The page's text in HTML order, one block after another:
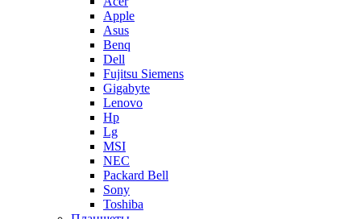
Apple
Asus
Benq
Dell
Fujitsu Siemens
Gigabyte
Lenovo
Hp
Lg
MSI
NEC
Packard Bell
Sony
Toshiba